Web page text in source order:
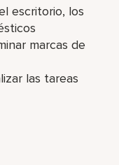
escritorio, los
marcas de
las tareas